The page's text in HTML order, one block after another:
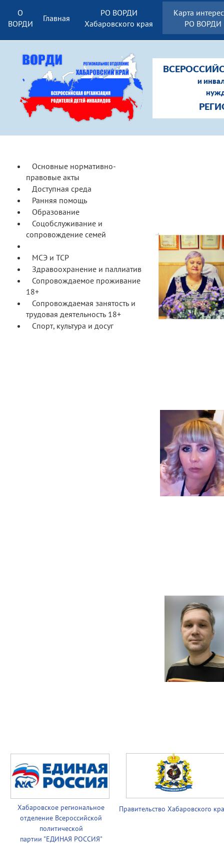
и
О
ВОРДИ
Главная
РО ВОРДИ
Хабаровского края
Карта
РО ВОРДИ
Основные нормативно-
правовые акты
Доступная среда
Ранняя помощь
Образование
Соцобслуживание и
сопровождение семей
МСЭ и ТСР
Здравоохранение и паллиатив
Сопровождаемое проживание
18+
Сопровождаемая занятость и
трудовая деятельность 18+
Спорт, культура и досуг
Хабаровское региональное
отделение Всероссийской
политической
партии "ЕДИНАЯ РОССИЯ"
Правительство Хабаровского